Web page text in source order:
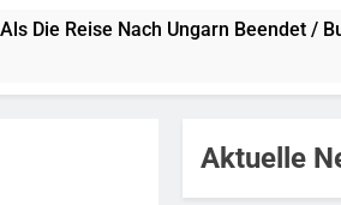
Die Reise Nach Ungarn Beendet /
Aktuelle